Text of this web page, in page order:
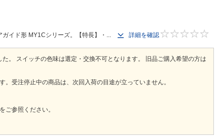
イド形 MY1Cシリーズ。【特長】・... 詳細を確認
。 スイッチの色味は選定・交換不可となります。 旧品ご購入希望の方は
受注停止中の商品は、次回入荷の目途が立っていません。
ご参照ください。